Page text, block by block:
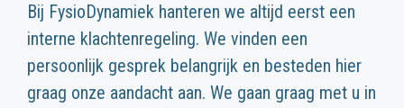
Bij FysioDynamiek hanteren we altijd eerst een
interne klachtenregeling. We vinden een
persoonlijk gesprek belangrijk en besteden hier
graag onze aandacht aan. We gaan graag met u in